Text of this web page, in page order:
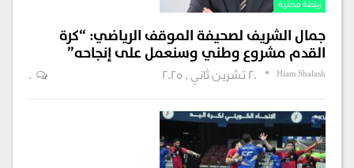
رياضة محلية
جمال الشريف لصحيفة الموقف الرياضي: “كرة
القدم مشروع وطني وسنعمل على إنجاحه”
Hiam Shalash 20 تشرين ثاني , 2025 0